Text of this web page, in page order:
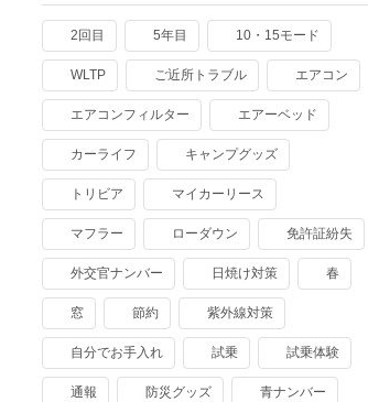
2回目 5年目 10・15モード
WLTP ご近所トラブル エアコン
エアコンフィルター エアーベッド
カーライフ キャンプグッズ
トリビア マイカーリース
マフラー ローダウン 免許証紛失
外交官ナンバー 日焼け対策 春
窓 節約 紫外線対策
自分でお手入れ 試乗 試乗体験
通報 防災グッズ 青ナンバー